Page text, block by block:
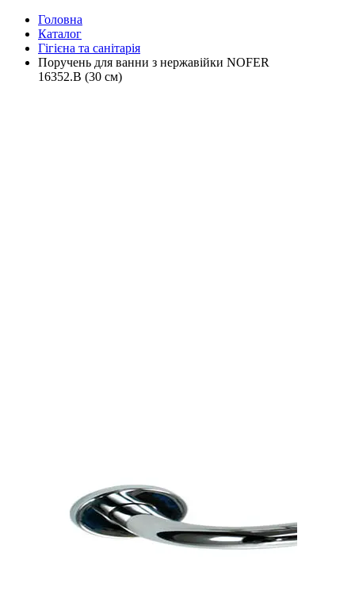
Головна
Каталог
Гігієна та санітарія
Поручень для ванни з нержавійки NOFER
16352.B (30 см)